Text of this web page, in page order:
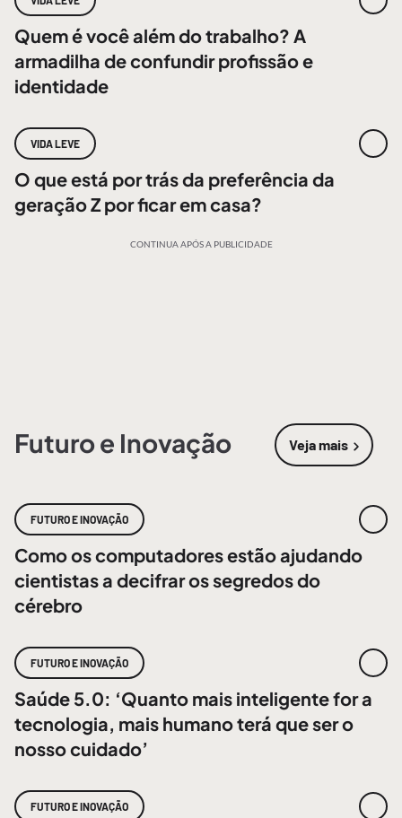
Quem é você além do trabalho? A
armadilha de confundir profissão e
identidade
VIDA LEVE
O que está por trás da preferência da
geração Z por ficar em casa?
CONTINUA APÓS A PUBLICIDADE
Futuro e Inovação Veja mais
sobre
FUTURO E INOVAÇÃO
Como os computadores estão ajudando
cientistas a decifrar os segredos do
cérebro
FUTURO E INOVAÇÃO
Saúde 5.0: ‘Quanto mais inteligente for a
tecnologia, mais humano terá que ser o
nosso cuidado’
FUTURO E INOVAÇÃO